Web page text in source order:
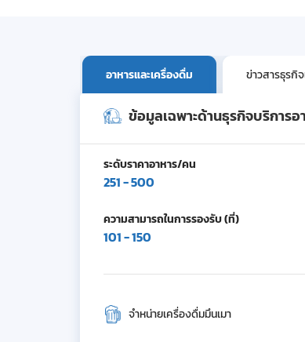
อาหารและเครื่องดื่ม ข่าวสารธุรกิ
ข้อมูลเฉพาะด้านธุรกิจบริการอ
ระดับราคาอาหาร/คน
251 - 500
ความสามารถในการรองรับ (ที่)
101 - 150
จำหน่ายเครื่องดื่มมึนเมา